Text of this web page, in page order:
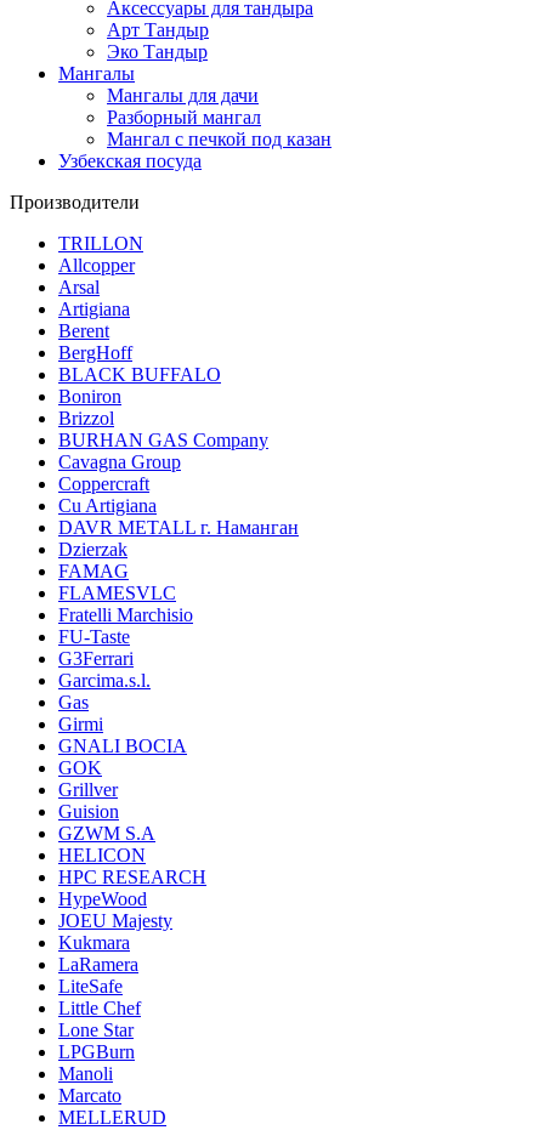
Аксессуары для тандыра
Арт Тандыр
Эко Тандыр
Мангалы
Мангалы для дачи
Разборный мангал
Мангал с печкой под казан
Узбекская посуда
Производители
TRILLON
Allcopper
Arsal
Artigiana
Berent
BergHoff
BLACK BUFFALO
Boniron
Brizzol
BURHAN GAS Company
Cavagna Group
Coppercraft
Cu Artigiana
DAVR METALL г. Наманган
Dzierzak
FAMAG
FLAMESVLC
Fratelli Marchisio
FU-Taste
G3Ferrari
Garcima.s.l.
Gas
Girmi
GNALI BOCIA
GOK
Grillver
Guision
GZWM S.A
HELICON
HPC RESEARCH
HypeWood
JOEU Majesty
Kukmara
LaRamera
LiteSafe
Little Chef
Lone Star
LPGBurn
Manoli
Marcato
MELLERUD